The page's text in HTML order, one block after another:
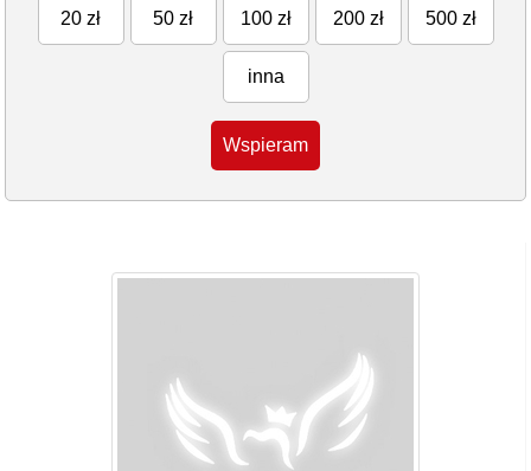
20 zł 50 zł 100 zł 200 zł 500 zł
inna
Wspieram